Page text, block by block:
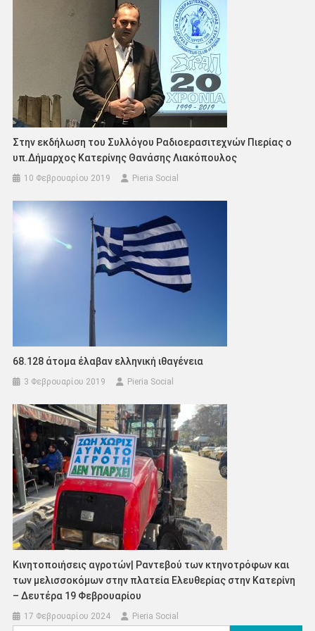
Στην εκδήλωση του Συλλόγου Ραδιοερασιτεχνών Πιερίας ο
υπ.Δήμαρχος Κατερίνης Θανάσης Λιακόπουλος
10 Φεβρουαρίου 2019 Pieria Social
68.128 άτομα έλαβαν ελληνική ιθαγένεια
3 Φεβρουαρίου 2019 Pieria Social
Κινητοποιήσεις αγροτών| Ραντεβού των κτηνοτρόφων και
των μελισσοκόμων στην πλατεία Ελευθερίας στην Κατερίνη
– Δευτέρα 19 Φεβρουαρίου
17 Φεβρουαρίου 2024 Pieria Social